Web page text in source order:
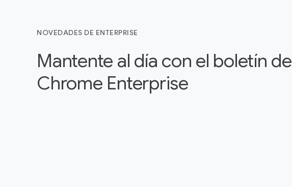
NOVEDADES DE ENTERPRISE
Mantente al día con el boletín de
Chrome Enterprise